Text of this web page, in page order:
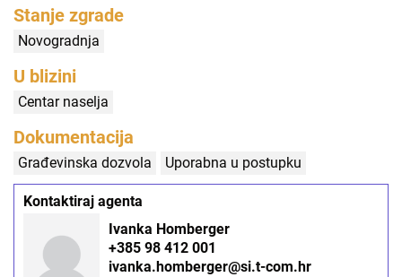
Stanje zgrade
Novogradnja
U blizini
Centar naselja
Dokumentacija
Građevinska dozvola Uporabna u postupku
Kontaktiraj agenta
Ivanka Homberger
+385 98 412 001
ivanka.homberger@si.t-com.hr